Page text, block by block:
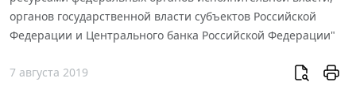
органов государственной власти субъектов Российской
Федерации и Центрального банка Российской Федерации"
7 августа 2019